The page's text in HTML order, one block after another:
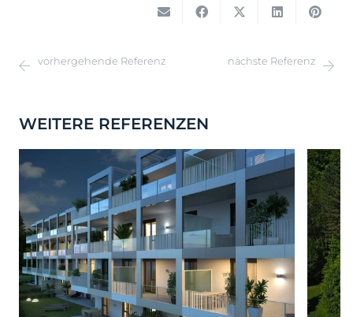
vorhergehende Referenz nächste Referenz
WEITERE REFERENZEN